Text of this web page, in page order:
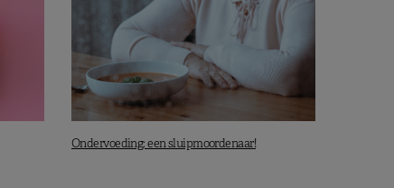
Ondervoeding: een sluipmoordenaar!